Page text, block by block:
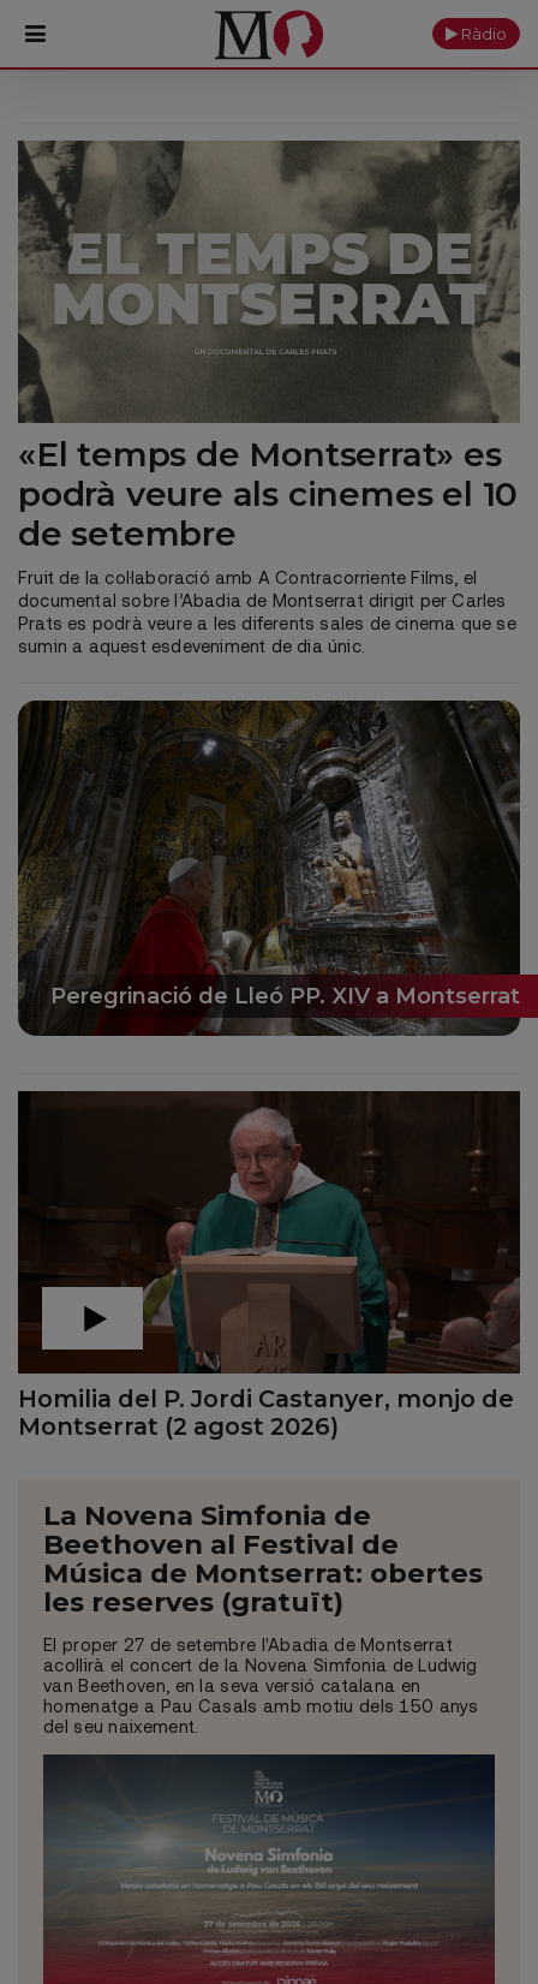
Monestir
Cultura
Actualitat
Ofrenes
Reserves
Ràdio
«El temps de Montserrat» es
podrà veure als cinemes el 10
de setembre
Fruit de la col·laboració amb A Contracorriente Films, el
documental sobre l’Abadia de Montserrat dirigit per Carles
Prats es podrà veure a les diferents sales de cinema que se
sumin a aquest esdeveniment de dia únic.
Peregrinació de Lleó PP. XIV a Montserrat
Homilia del P. Jordi Castanyer, monjo de
Montserrat (2 agost 2026)
La Novena Simfonia de
Beethoven al Festival de
Música de Montserrat: obertes
les reserves (gratuït)
El proper 27 de setembre l'Abadia de Montserrat
acollirà el concert de la Novena Simfonia de Ludwig
van Beethoven, en la seva versió catalana en
homenatge a Pau Casals amb motiu dels 150 anys
del seu naixement.